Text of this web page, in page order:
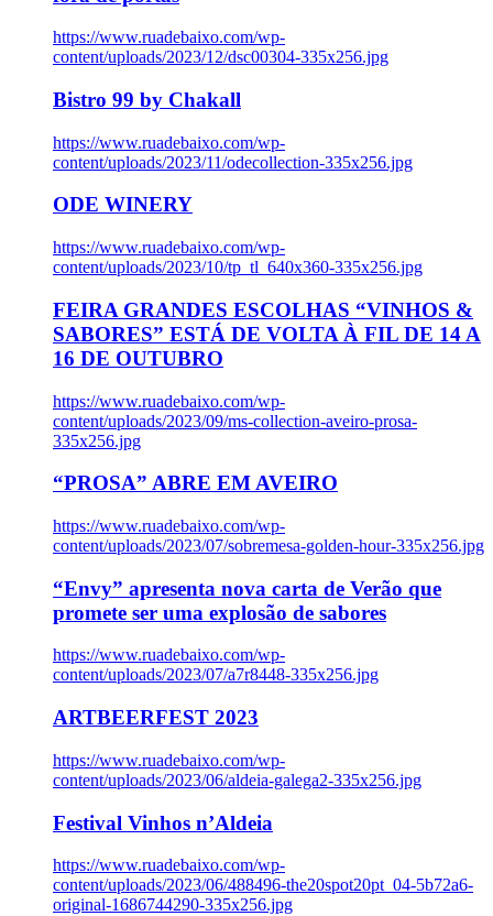
https://www.ruadebaixo.com/wp-
content/uploads/2023/12/dsc00304-335x256.jpg
Bistro 99 by Chakall
https://www.ruadebaixo.com/wp-
content/uploads/2023/11/odecollection-335x256.jpg
ODE WINERY
https://www.ruadebaixo.com/wp-
content/uploads/2023/10/tp_tl_640x360-335x256.jpg
FEIRA GRANDES ESCOLHAS “VINHOS &
SABORES” ESTÁ DE VOLTA À FIL DE 14 A
16 DE OUTUBRO
https://www.ruadebaixo.com/wp-
content/uploads/2023/09/ms-collection-aveiro-prosa-
335x256.jpg
“PROSA” ABRE EM AVEIRO
https://www.ruadebaixo.com/wp-
content/uploads/2023/07/sobremesa-golden-hour-335x256.jpg
“Envy” apresenta nova carta de Verão que
promete ser uma explosão de sabores
https://www.ruadebaixo.com/wp-
content/uploads/2023/07/a7r8448-335x256.jpg
ARTBEERFEST 2023
https://www.ruadebaixo.com/wp-
content/uploads/2023/06/aldeia-galega2-335x256.jpg
Festival Vinhos n’Aldeia
https://www.ruadebaixo.com/wp-
content/uploads/2023/06/488496-the20spot20pt_04-5b72a6-
original-1686744290-335x256.jpg